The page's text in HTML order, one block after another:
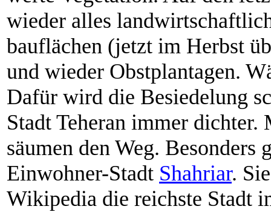
wieder alles
bau­flächen (jetzt im Herbst
und wieder Obstplantagen.
Dafür wird die Besiedelung
Stadt Teheran immer
säumen den Weg.
Einwohner-Stadt Shahriar.
Wikipedia die reichste Stadt